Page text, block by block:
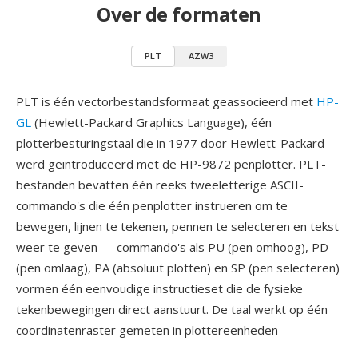
Over de formaten
PLT AZW3
PLT is één vectorbestandsformaat geassocieerd met HP-
GL (Hewlett-Packard Graphics Language), één
plotterbesturingstaal die in 1977 door Hewlett-Packard
werd geintroduceerd met de HP-9872 penplotter. PLT-
bestanden bevatten één reeks tweeletterige ASCII-
commando's die één penplotter instrueren om te
bewegen, lijnen te tekenen, pennen te selecteren en tekst
weer te geven — commando's als PU (pen omhoog), PD
(pen omlaag), PA (absoluut plotten) en SP (pen selecteren)
vormen één eenvoudige instructieset die de fysieke
tekenbewegingen direct aanstuurt. De taal werkt op één
coordinatenraster gemeten in plottereenheden